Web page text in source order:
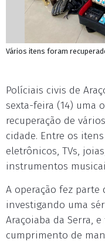
Vários itens foram
Políciais civis de
sexta-feira (14) uma
recuperação de
cidade. Entre os
eletrônicos, TVs,
instrumentos
A operação fez parte
investigando uma
Araçoiaba da Serra,
cumprimento de